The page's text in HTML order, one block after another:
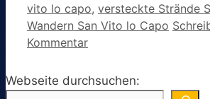
vito lo capo, versteckte Strände
Wandern San Vito lo Capo
Kommentar
Webseite durchsuchen: